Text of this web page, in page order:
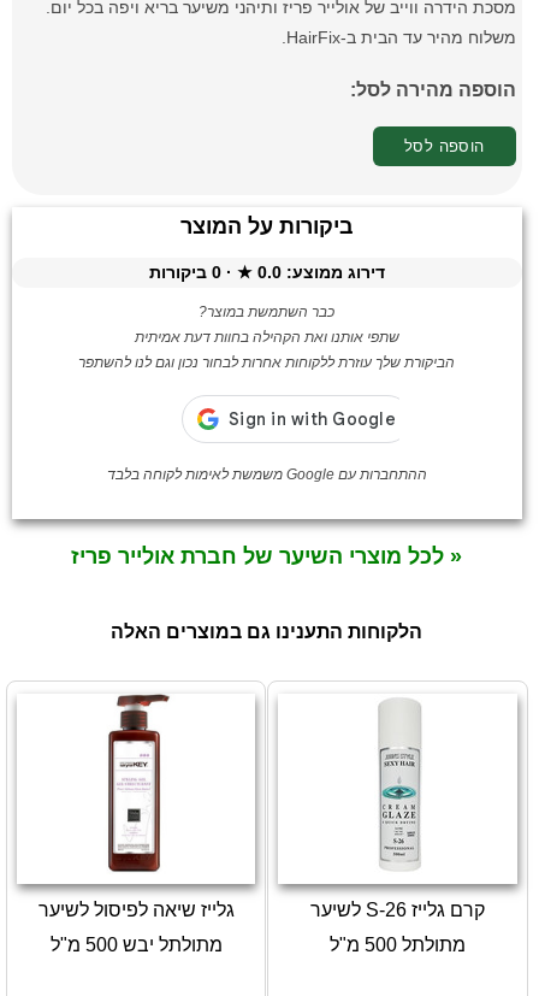
מסכת הידרה ווייב של אולייר פריז ותיהני משיער בריא ויפה בכל יום.
משלוח מהיר עד הבית ב-HairFix.
הוספה מהירה לסל:
הוספה לסל
ביקורות על המוצר
דירוג ממוצע:0.0
★ ·
0 ביקורות
כבר השתמשת במוצר?
שתפי אותנו ואת הקהילה בחוות דעת אמיתית
הביקורת שלך עוזרת ללקוחות אחרות לבחור נכון וגם לנו להשתפר
ההתחברות עם Google משמשת לאימות לקוחה בלבד
« לכל מוצרי השיער של חברת אולייר פריז
הלקוחות התענינו גם במוצרים האלה
קרם גלייז S-26 לשיער
מתולתל 500 מ"ל
גלייז שיאה לפיסול לשיער
מתולתל יבש 500 מ"ל